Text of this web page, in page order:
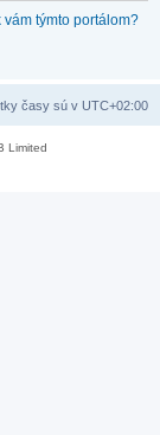
týmto portálom?
časy sú v UTC+02:00
Limited